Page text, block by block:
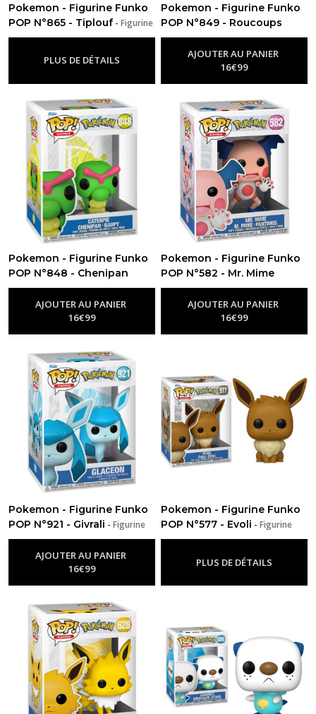
Pokemon - Figurine Funko
POP N°865 - Tiplouf- Figurine
Funko Pop Pokemon
PLUS DE DÉTAILS
Pokemon - Figurine Funko
POP N°849 - Roucoups
-Figurine Funko Pop Pokemon
AJOUTER AU PANIER
16€99
Pokemon - Figurine Funko
POP N°848 - Chenipan
-Figurine Funko Pop Pokemon
AJOUTER AU PANIER
16€99
Pokemon - Figurine Funko
POP N°582 - Mr. Mime
-Figurine Funko Pop Pokemon
AJOUTER AU PANIER
16€99
Pokemon - Figurine Funko
POP N°921 - Givrali - Figurine
Funko Pop Pokemon
AJOUTER AU PANIER
16€99
Pokemon - Figurine Funko
POP N°577 - Evoli -Figurine
Funko Pop Pokemon
PLUS DE DÉTAILS